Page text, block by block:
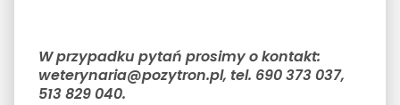
W przypadku pytań prosimy o kontakt:
weterynaria@pozytron.pl, tel. 690 373 037,
513 829 040.